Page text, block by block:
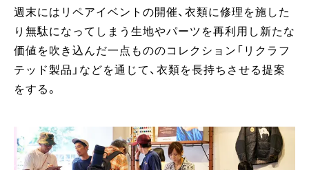
週末にはリペアイベントの開催、衣類に修理を施した
り無駄になってしまう生地やパーツを再利用し新たな
価値を吹き込んだ一点もののコレクション「リクラフ
テッド製品」などを通じて、衣類を長持ちさせる提案
をする。